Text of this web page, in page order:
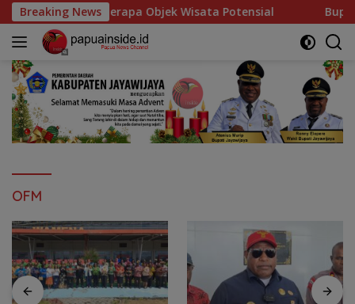
Langsung
ke
konten
Breaking News
Objek Wisata Potensial Bupati Jayawijaya
OFM